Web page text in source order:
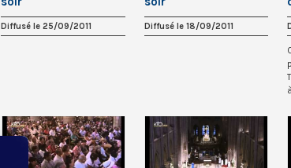
Diffusé le 25/09/2011 Diffusé le 18/09/2011